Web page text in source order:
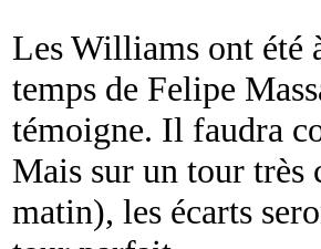
Les Williams ont été
temps de Felipe
témoigne. Il faudra
Mais sur un tour très
matin), les écarts